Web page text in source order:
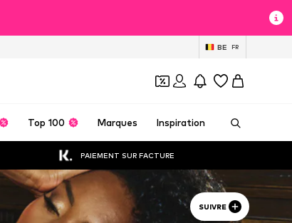
BE FR
Top 100 Marques Inspiration
PAIEMENT SUR FACTURE
SUIVRE